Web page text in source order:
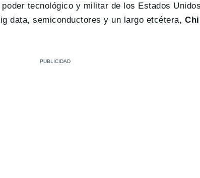
tecnológico y militar de los Estados
data, semiconductores y un largo etcétera,